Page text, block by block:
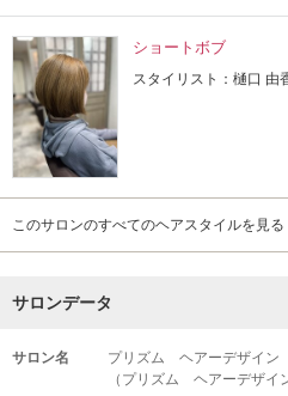
ショートボブ
スタイリスト：樋口 由
このサロンのすべてのヘアスタイルを見る
サロンデータ
サロン名
プリズム ヘアーデザイ
（プリズム ヘアーデザイ